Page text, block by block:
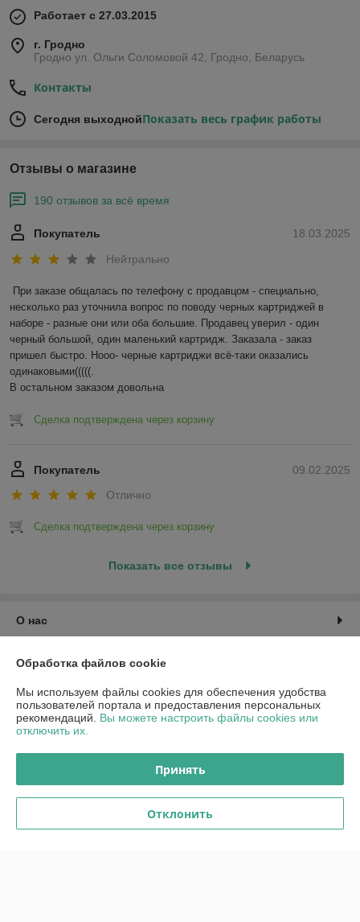
Работает с 27.03.2015
г. Гродно
Гродно ул. Ольги Соломовой 42, Гродно, Беларусь
Контакты
Сегодня выходнойПоказать весь график работы
Отзывы о магазине
190 отзывов за всё время
18.03.2025
Покупатель
Нейтрально
При заказе общалась по телефону с продавцом - специально,
несколько раз уточнила вопрос по поводу черных картриджей в
наборе - разные они или оба большие. Продавец уверил - один
черный большой, один маленький картридж. Заказала - заказ
пришел быстро. Нооо- черные картриджи всё-таки оказались
одинаковыми(((((.
В остальном заказом довольна
Сделка подтверждена через корзину
09.02.2025
Покупатель
Отлично
Сделка подтверждена через корзину
Показать все отзывы
О нас
Контакты
Доставка и оплата
График работы
Политика обработки cookies
Обработка файлов cookie
Мы используем файлы cookies для обеспечения удобства
пользователей портала и предоставления персональных
рекомендаций. Вы можете настроить файлы cookies или
отключить их.
Принять
Отклонить